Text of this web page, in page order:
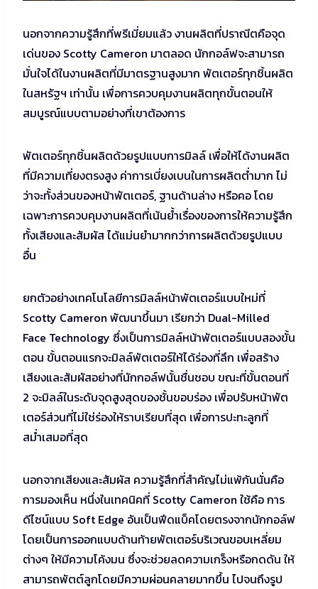
นอกจากความรู้สึกที่พรีเมี่ยมแล้ว งานผลิตที่ปราณีตคือจุด
เด่นของ Scotty Cameron มาตลอด นักกอล์ฟจะสามารถ
มั่นใจได้ในงานผลิตที่มีมาตรฐานสูงมาก พัตเตอร์ทุกชิ้นผลิต
ในสหรัฐฯ เท่านั้น เพื่อการควบคุมงานผลิตทุกขั้นตอนให้
สมบูรณ์แบบตามอย่างที่เขาต้องการ
พัตเตอร์ทุกชิ้นผลิตด้วยรูปแบบการมิลล์ เพื่อให้ได้งานผลิต
ที่มีความเที่ยงตรงสูง ค่าการเบี่ยงเบนในการผลิตต่ำมาก ไม่
ว่าจะทั้งส่วนของหน้าพัตเตอร์, ฐานด้านล่าง หรือคอ โดย
เฉพาะการควบคุมงานผลิตที่เน้นย้ำเรื่องของการให้ความรู้สึก
ทั้งเสียงและสัมผัส ได้แม่นยำมากกว่าการผลิตด้วยรูปแบบ
อื่น
ยกตัวอย่างเทคโนโลยีการมิลล์หน้าพัตเตอร์แบบใหม่ที่
Scotty Cameron พัฒนาขึ้นมา เรียกว่า Dual-Milled
Face Technology ซึ่งเป็นการมิลล์หน้าพัตเตอร์แบบสองขั้น
ตอน ขั้นตอนแรกจะมิลล์พัตเตอร์ให้ได้ร่องที่ลึก เพื่อสร้าง
เสียงและสัมผัสอย่างที่นักกอล์ฟนั้นชื่นชอบ ขณะที่ขั้นตอนที่
2 จะมิลล์ในระดับจุดสูงสุดของชั้นขอบร่อง เพื่อปรับหน้าพัต
เตอร์ส่วนที่ไม่ใช่ร่องให้ราบเรียบที่สุด เพื่อการปะทะลูกที่
สม่ำเสมอที่สุด
นอกจากเสียงและสัมผัส ความรู้สึกที่สำคัญไม่แพ้กันนั่นคือ
การมองเห็น หนึ่งในเทคนิคที่ Scotty Cameron ใช้คือ การ
ดีไซน์แบบ Soft Edge อันเป็นฟีดแบ็คโดยตรงจากนักกอล์ฟ
โดยเป็นการออกแบบด้านท้ายพัตเตอร์บริเวณขอบเหลี่ยม
ต่างๆ ให้มีความโค้งมน ซึ่งจะช่วยลดความเกร็งหรือกดดัน ให้
สามารถพัตต์ลูกโดยมีความผ่อนคลายมากขึ้น ไปจนถึงรูป